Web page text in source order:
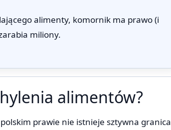
alimenty, komornik ma prawo (i
miliony.
alimentów?
prawie nie istnieje sztywna granica